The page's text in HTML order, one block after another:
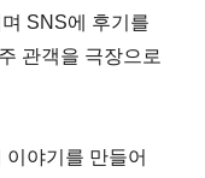
SNS에 후기를
관객을 극장으로
야기를 만들어